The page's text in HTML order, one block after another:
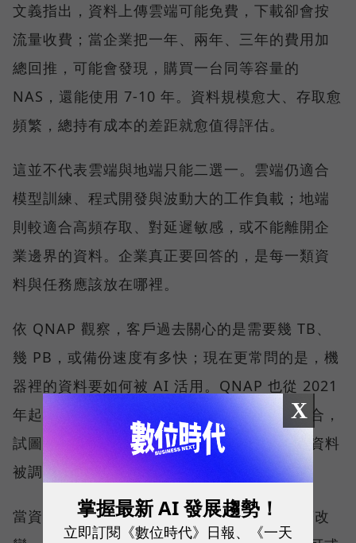
文義指出，資料上傳雲端可能免費，下載卻會按
流量收費；當企業把一年、兩年、三年的費用加
總回推，可能會發現，購買一台同等容量的
NAS，還能使用 7-10 年。資料規模愈大、存取愈
頻繁，總持有成本的差距就愈值得評估。
這並不代表雲端與地端只能二選一。雲端仍適合
模型訓練、程式開發與波動大的工作負載；地端
則較適合高頻存取、對延遲敏感，或不能離開企
業邊界的資料。企業真正要回答的，是每一類資
料與任務應該放在哪裡。
依 QNAP 觀察，客戶過去關心的是需要幾 TB、
幾 PB，或備份速度有多快；現在更常問的是，機
器裡的資料要如何被 AI 活用。QNAP 也從 2021
年起，把公司發展定調在 AI 與高速網路的融合，
試圖讓 NAS 從資料保存的位置，進一步成為資料
被調用的位置。
當資料量持續擴大，搜尋與管理方式也會跟著改
X
掌握最新 AI 發展趨勢！
立即訂閱《數位時代》日報、《一天